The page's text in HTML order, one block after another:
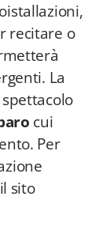
recitare o
La
cui
Per
sito